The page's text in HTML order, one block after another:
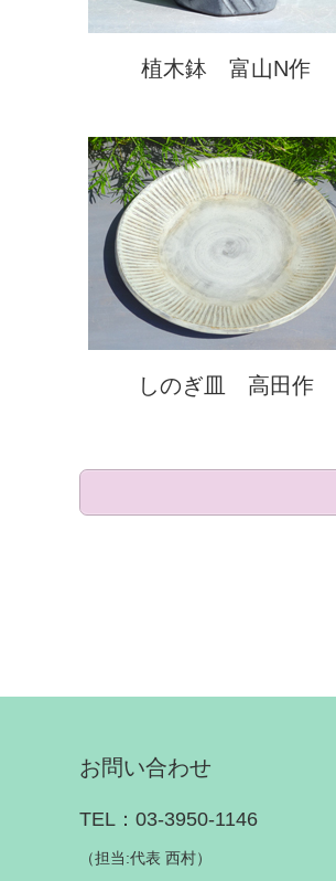
植木鉢 富山N作
しのぎ皿 高田作
お問い合わせ
TEL：03-3950-1146
（担当:代表 西村）